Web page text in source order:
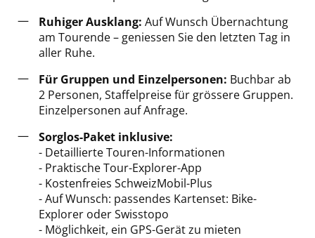
Ruhiger Ausklang: Auf Wunsch Übernachtung
am Tourende – geniessen Sie den letzten Tag in
aller Ruhe.
Für Gruppen und Einzelpersonen: Buchbar ab
2 Personen, Staffelpreise für grössere Gruppen.
Einzelpersonen auf Anfrage.
Sorglos-Paket inklusive:
- Detaillierte Touren-Informationen
- Praktische Tour-Explorer-App
- Kostenfreies SchweizMobil-Plus
- Auf Wunsch: passendes Kartenset: Bike-
Explorer oder Swisstopo
- Möglichkeit, ein GPS-Gerät zu mieten